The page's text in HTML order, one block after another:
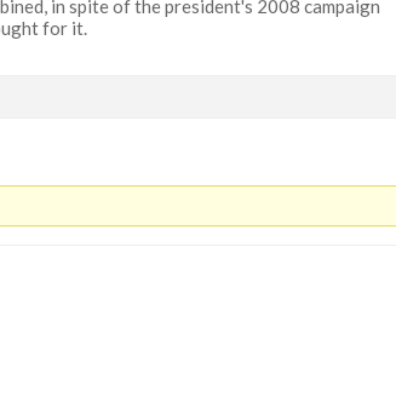
in spite of the president's 2008 campaign
for it.